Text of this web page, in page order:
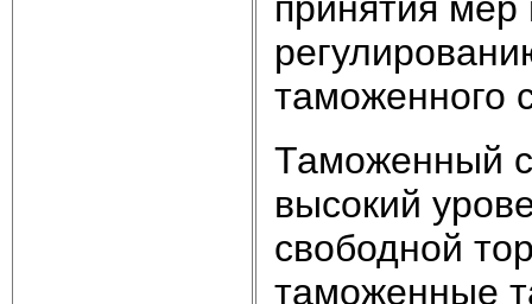
таможенного
Таможенный
высокий
свободной
таможенные